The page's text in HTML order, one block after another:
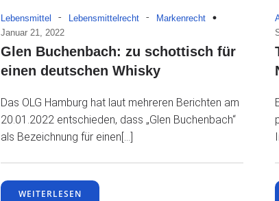
Lebensmittel - Lebensmittelrecht -
Markenrecht
Januar 21, 2022
Glen Buchenbach: zu schottisch für
einen deutschen Whisky
Das OLG Hamburg hat laut mehreren Berichten am
20.01.2022 entschieden, dass „Glen Buchenbach“
als Bezeichnung für einen[…]
WEITERLESEN